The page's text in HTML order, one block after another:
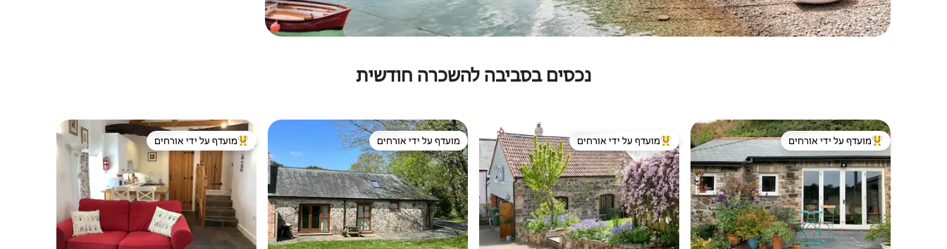
נכסים בסביבה להשכרה חודשית
מוביל בקרב נכסים מועדפים על ידי אורחים
מועדף על ידי אורחים מוביל בקרב נכסים מועדפים על ידי אורחים
מועדף על ידי אורחים מועדף על ידי אורחים
מועדף על ידי אורחים מוביל בקרב נכסים מועדפים על ידי אורחים
מועדף על ידי אורחים